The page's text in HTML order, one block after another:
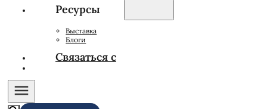
Ресурсы
Выставка
Блоги
Связаться с